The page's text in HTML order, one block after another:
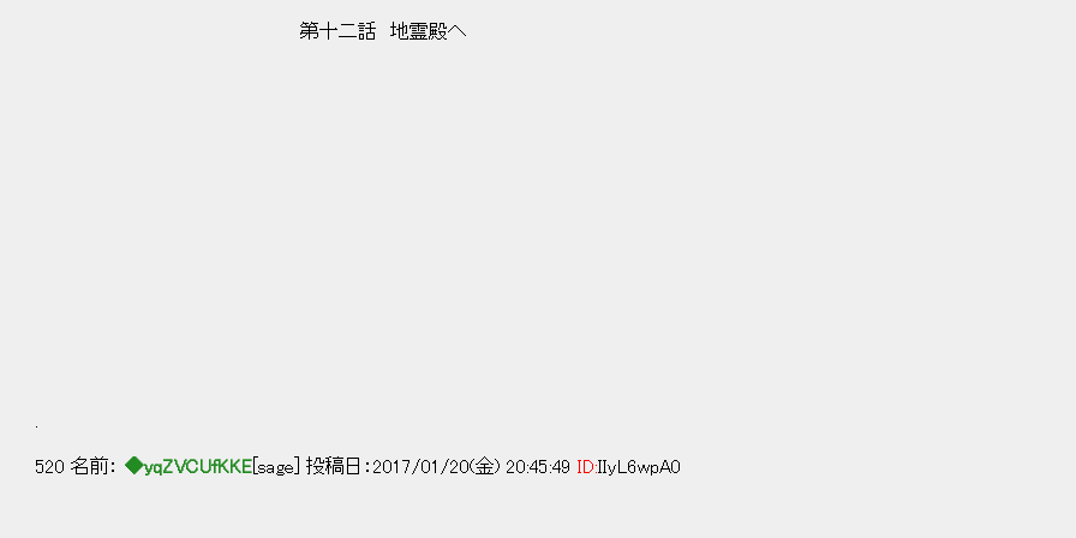
第十二話 地霊殿へ
520 名前： ◆yqZVCUfKKE [sage] 投稿日：2017/01/20(金) 20:45:49 ID:IIyL6wpA0